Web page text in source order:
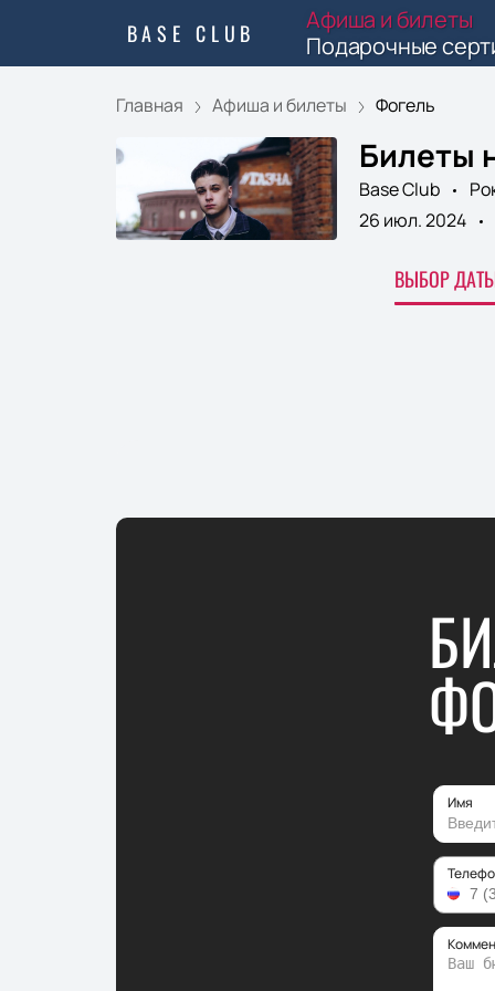
BASE CLUB
Афиша и билеты
Подарочные
Главная Афиша и билеты Фогель
Билеты
Base Club
26 июл. 2024
ВЫБОР
Имя